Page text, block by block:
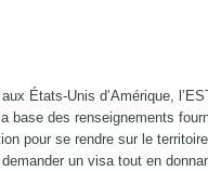
États-Unis d’Amérique,
base des renseignements
pour se rendre sur le
un visa tout en